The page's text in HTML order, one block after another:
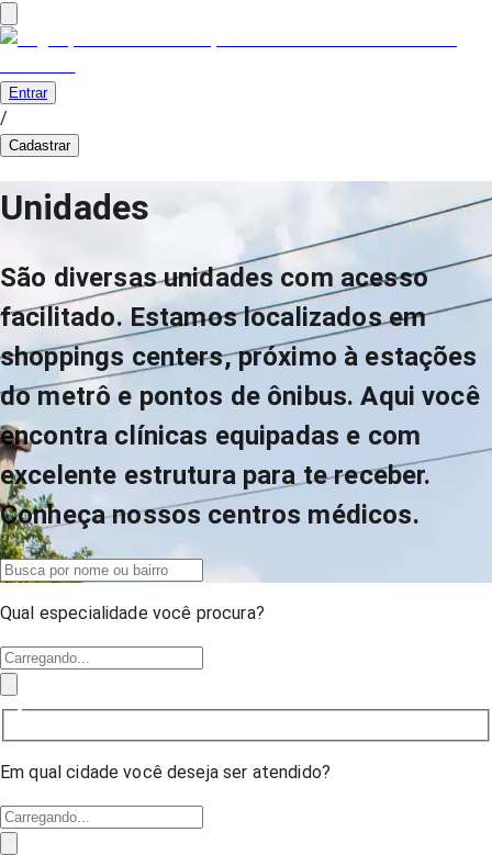
Entrar
/
Cadastrar
Unidades
São diversas unidades com acesso
facilitado. Estamos localizados em
shoppings centers, próximo à estações
do metrô e pontos de ônibus. Aqui você
encontra clínicas equipadas e com
excelente estrutura para te receber.
Conheça nossos centros médicos.
Qual especialidade você procura?
Em qual cidade você deseja ser atendido?